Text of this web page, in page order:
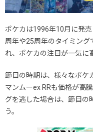
ポケカは1996年10月に発
周年や25周年のタイミング
れ、ポケカの注目が一気に
節目の時期は、様々なポケ
マンムーex RRも価格が高
グを逃した場合は、節目の
う。